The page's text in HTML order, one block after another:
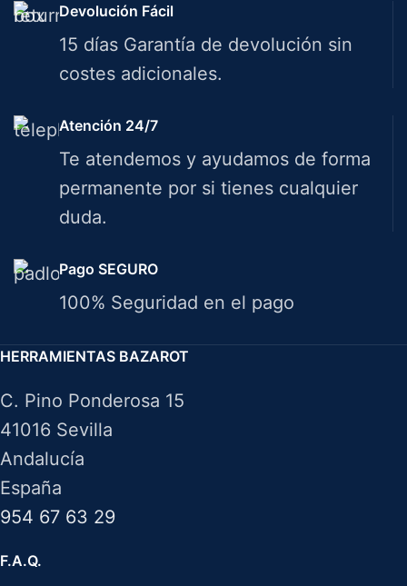
Devolución Fácil
15 días Garantía de devolución sin
costes adicionales.
Atención 24/7
Te atendemos y ayudamos de forma
permanente por si tienes cualquier
duda.
Pago SEGURO
100% Seguridad en el pago
HERRAMIENTAS BAZAROT
C. Pino Ponderosa 15
41016 Sevilla
Andalucía
España
954 67 63 29
F.A.Q.